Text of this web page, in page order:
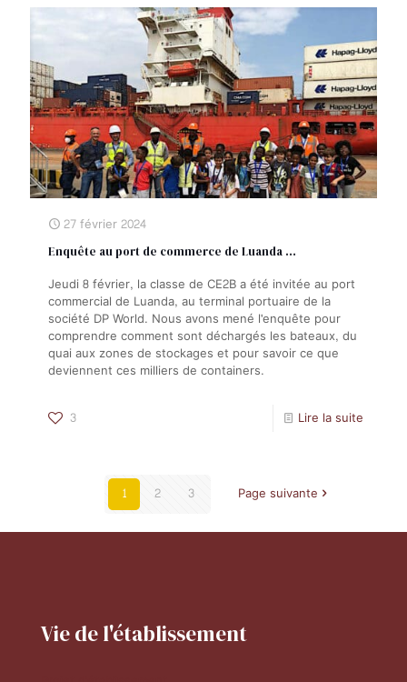
27 février 2024
Enquête au port de commerce de Luanda …
Jeudi 8 février, la classe de CE2B a été invitée au port
commercial de Luanda, au terminal portuaire de la
société DP World. Nous avons mené l'enquête pour
comprendre comment sont déchargés les bateaux, du
quai aux zones de stockages et pour savoir ce que
deviennent ces milliers de containers.
3 Lire la suite
1 2 3 Page suivante
Vie de l'établissement